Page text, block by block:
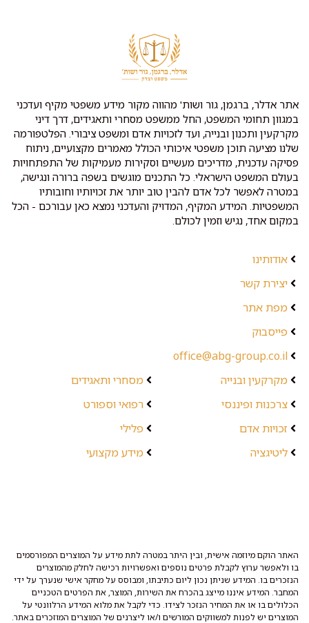
אתר אדלר, ברגמן, גור ושות' מהווה מקור מידע משפטי מקיף ועדכני
במגוון תחומי המשפט, החל ממשפט מסחרי ותאגידים, דרך דיני
מקרקעין ותכנון ובנייה, ועד לזכויות אדם ומשפט ציבורי. הפלטפורמה
שלנו מציעה תוכן משפטי איכותי הכולל מאמרים מקצועיים, ניתוח
פסיקה עדכנית, מדריכים מעשיים וסקירות מעמיקות של התפתחויות
בעולם המשפט הישראלי. כל התכנים מוגשים בשפה ברורה ונגישה,
במטרה לאפשר לכל אדם להבין טוב יותר את זכויותיו וחובותיו
המשפטיות. המידע המקיף, המדויק והעדכני נמצא כאן עבורכם - הכל
במקום אחד, נגיש וזמין לכולם.
אודותינו
יצירת קשר
מפת אתר
פייסבוק
office@abg-group.co.il
מקרקעין ובנייה
צרכנות ופיננסי
זכויות אדם
ליטיגציה
מסחרי ותאגידים
רפואי וספורט
פלילי
מידע מקצועי
האתר הוקם מיוזמה אישית, ובין היתר במטרה לתת מידע על המוצרים המפורסמים
בו ולאפשר ערוץ לקבלת פרטים נוספים ואפשרויות רכישה לחלק מהמוצרים
הנזכרים בו. המידע שניתן נכון ליום כתיבתו, ומבוסס על מחקר אישי שנערך על ידי
המחבר. המידע איננו מייצג בהכרח את השירות, המוצר, את הפרטים הטכניים
הכלולים בו או את המחיר הנזכר לצידו. כדי לקבל את מלוא המידע הרלוונטי על
המוצרים יש לפנות למשווקים המורשים ו/או ליצרנים של המוצרים המוזכרים באתר.